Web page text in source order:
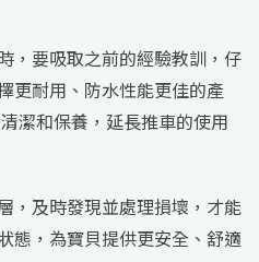
，要吸取之前的經驗教訓，仔
更耐用、防水性能更佳的產
潔和保養，延長推車的使用
，及時發現並處理損壞，才能
態，為寶貝提供更安全、舒適